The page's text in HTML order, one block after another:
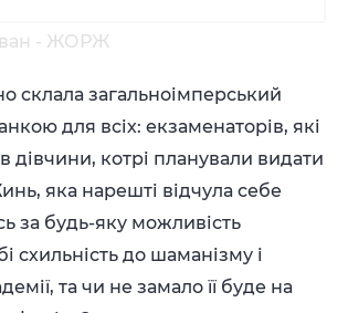
- ЖОРЖ
склала загальноімперський
для всіх: екзаменаторів, які
дівчини, котрі планували видати
яка нарешті відчула себе
за будь-яку можливість
схильність до шаманізму і
та чи не замало її буде на